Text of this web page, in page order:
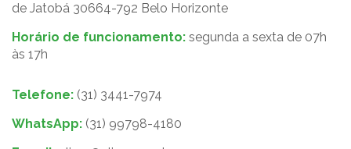
de Jatobá 30664-792 Belo Horizonte
Horário de funcionamento: segunda a sexta de 07h
às 17h
Telefone: (31) 3441-7974
WhatsApp: (31) 99798-4180